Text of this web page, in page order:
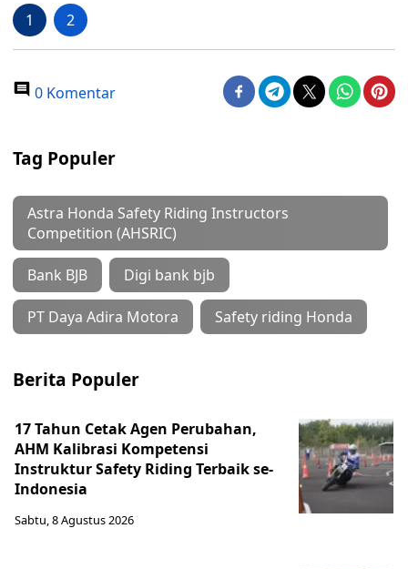
1 2
0 Komentar
Tag Populer
Astra Honda Safety Riding Instructors
Competition (AHSRIC)
Bank BJB Digi bank bjb
PT Daya Adira Motora Safety riding Honda
Berita Populer
17 Tahun Cetak Agen Perubahan,
AHM Kalibrasi Kompetensi
Instruktur Safety Riding Terbaik se-
Indonesia
Sabtu, 8 Agustus 2026